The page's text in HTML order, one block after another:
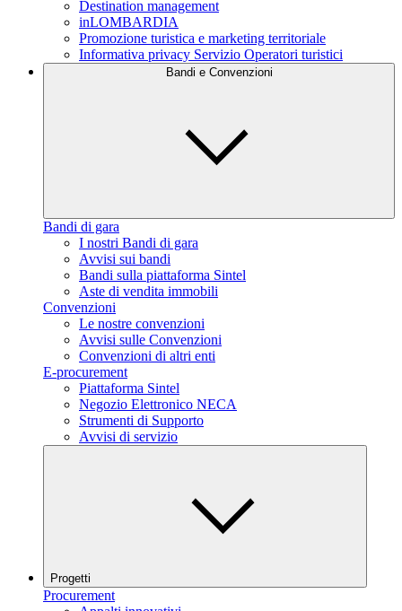
Destination management
inLOMBARDIA
Promozione turistica e marketing territoriale
Informativa privacy Servizio Operatori turistici
Bandi e Convenzioni
Bandi di gara
I nostri Bandi di gara
Avvisi sui bandi
Bandi sulla piattaforma Sintel
Aste di vendita immobili
Convenzioni
Le nostre convenzioni
Avvisi sulle Convenzioni
Convenzioni di altri enti
E-procurement
Piattaforma Sintel
Negozio Elettronico NECA
Strumenti di Supporto
Avvisi di servizio
Progetti
Procurement